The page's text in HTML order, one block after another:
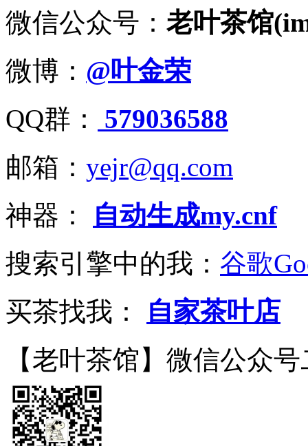
微信公众号： 老叶茶馆
微博： @叶金荣
QQ群：
579036588
邮箱： yejr@qq.com
神器：
自动生成my.cnf
搜索引擎中的我： 谷歌
买茶找我：
自家茶叶店
【老叶茶馆】微信公众